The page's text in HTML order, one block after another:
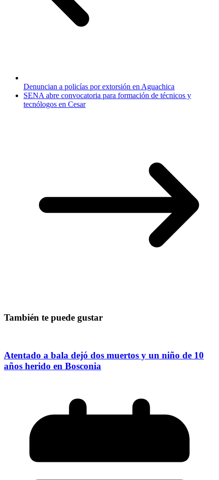
Denuncian a policías por extorsión en Aguachica
SENA abre convocatoria para formación de técnicos y
tecnólogos en Cesar
También te puede gustar
Atentado a bala dejó dos muertos y un niño de 10
años herido en Bosconia